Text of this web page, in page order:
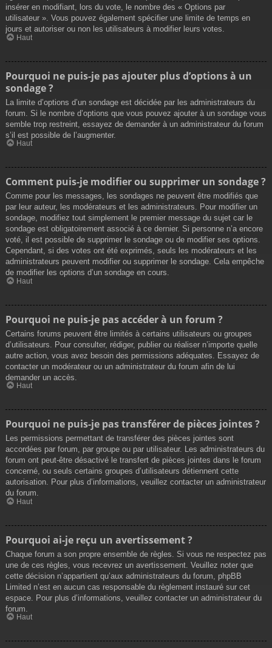
insérer en modifiant, lors du vote, le nombre des « Options par
utilisateur ». Vous pouvez également spécifier une limite de temps en
jours et autoriser ou non les utilisateurs à modifier leurs votes.
Haut
Pourquoi ne puis-je pas ajouter plus d’options à un
sondage ?
La limite d’options d’un sondage est décidée par les administrateurs du
forum. Si le nombre d’options que vous pouvez ajouter à un sondage vous
semble trop restreint, essayez de demander à un administrateur du forum
s’il est possible de l’augmenter.
Haut
Comment puis-je modifier ou supprimer un sondage ?
Comme pour les messages, les sondages ne peuvent être modifiés que
par leur auteur, les modérateurs et les administrateurs. Pour modifier un
sondage, modifiez tout simplement le premier message du sujet car le
sondage est obligatoirement associé à ce dernier. Si personne n’a encore
voté, il est possible de supprimer le sondage ou de modifier ses options.
Cependant, si des votes ont été exprimés, seuls les modérateurs et les
administrateurs peuvent modifier ou supprimer le sondage. Cela empêche
de modifier les options d’un sondage en cours.
Haut
Pourquoi ne puis-je pas accéder à un forum ?
Certains forums peuvent être limités à certains utilisateurs ou groupes
d’utilisateurs. Pour consulter, rédiger, publier ou réaliser n’importe quelle
autre action, vous avez besoin des permissions adéquates. Essayez de
contacter un modérateur ou un administrateur du forum afin de lui
demander un accès.
Haut
Pourquoi ne puis-je pas transférer de pièces jointes ?
Les permissions permettant de transférer des pièces jointes sont
accordées par forum, par groupe ou par utilisateur. Les administrateurs du
forum ont peut-être désactivé le transfert de pièces jointes dans le forum
concerné, ou seuls certains groupes d’utilisateurs détiennent cette
autorisation. Pour plus d’informations, veuillez contacter un administrateur
du forum.
Haut
Pourquoi ai-je reçu un avertissement ?
Chaque forum a son propre ensemble de règles. Si vous ne respectez pas
une de ces règles, vous recevrez un avertissement. Veuillez noter que
cette décision n’appartient qu’aux administrateurs du forum, phpBB
Limited n’est en aucun cas responsable du règlement instauré sur cet
espace. Pour plus d’informations, veuillez contacter un administrateur du
forum.
Haut